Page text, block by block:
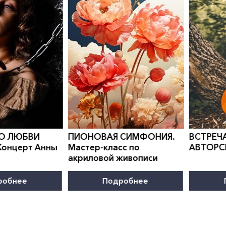
по
0">
ВСТРЕЧА В КЛУБЕ
АВТОРСКОЙ ПЕСНИ
Подробнее
0">